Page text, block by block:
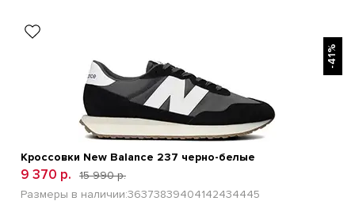
-41%
Кроссовки New Balance 237 черно-белые
9 370 р.
15 990 р.
Размеры в наличии:36373839404142434445